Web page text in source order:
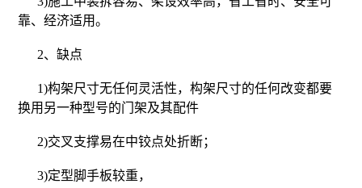
靠、经济适用。
2、缺点
1)构架尺寸无任何灵活性，构架尺寸的任何改变都要
换用另一种型号的门架及其配件
2)交叉支撑易在中铰点处折断；
3)定型脚手板较重，